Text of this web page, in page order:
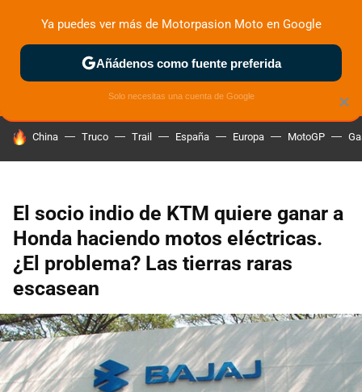
ZONA DE PRUEBAS DEPORTIVAS MOTOS ELÉCTRICAS
HOY SE HABLA DE
China Truco Trail España Europa MotoGP
El socio indio de KTM quiere ganar a
Honda haciendo motos eléctricas.
¿El problema? Las tierras raras
escasean
×
Ya puedes ver más de Motorpasion Moto en Google
Añádenos como fuente preferida
Solo necesitas una cuenta de Google